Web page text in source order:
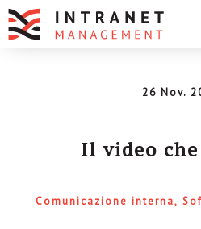
26 Nov.
Il video
Comunicazione interna